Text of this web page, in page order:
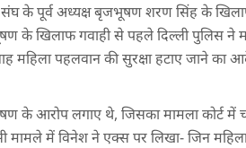
के पूर्व अध्यक्ष बृजभूषण शरण सिंह के
के खिलाफ गवाही से पहले दिल्ली पुलिस ने
महिला पहलवान की सुरक्षा हटाए जाने का
के आरोप लगाए थे, जिसका मामला कोर्ट
मामले में विनेश ने एक्स पर लिखा- जिन